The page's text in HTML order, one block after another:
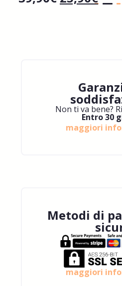
Non ti va bene?
Entro 30
maggiori
Metodi di
maggiori